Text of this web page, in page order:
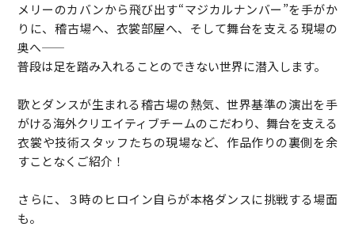
メリーのカバンから飛び出す“マジカルナンバー”を手がか
りに、稽古場へ、衣裳部屋へ、そして舞台を支える現場の
奥へ――
普段は足を踏み入れることのできない世界に潜入します。
歌とダンスが生まれる稽古場の熱気、世界基準の演出を手
がける海外クリエイティブチームのこだわり、舞台を支える
衣裳や技術スタッフたちの現場など、作品作りの裏側を余
すことなくご紹介！
さらに、３時のヒロイン自らが本格ダンスに挑戦する場面
も。